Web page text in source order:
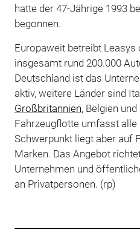
hatte der 47-Jährige 1993
begonnen.
Europaweit betreibt Leasys
insgesamt rund 200.000
Deutschland ist das
aktiv, weitere Länder sind
Großbritannien, Belgien
Fahrzeugflotte umfasst alle
Schwerpunkt liegt aber auf
Marken. Das Angebot
Unternehmen und
an Privatpersonen. (rp)